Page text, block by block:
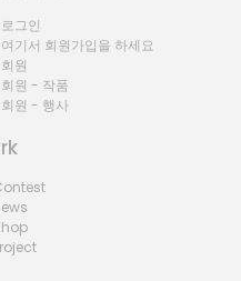
그인
기서 회원가입을 하세요
원
원 - 작품
원 - 행사